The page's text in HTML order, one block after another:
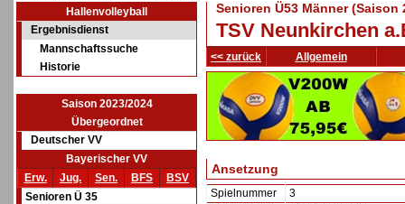
Hallenvolleyball
Ergebnisdienst
Mannschaftssuche
Historie
Saison 2023/2024
Übergeordnet
Deutscher VV
Bayerischer VV
Erw.
Jug. Sen. BFS
BSV
Senioren Ü 35
Senioren Ü53 Männer (Saison
TSV Neunkirchen
<< zurück Allgemein
Ansetzung
Spielnummer
3